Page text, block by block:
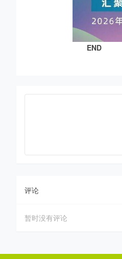
END
评论
暂时没有评论